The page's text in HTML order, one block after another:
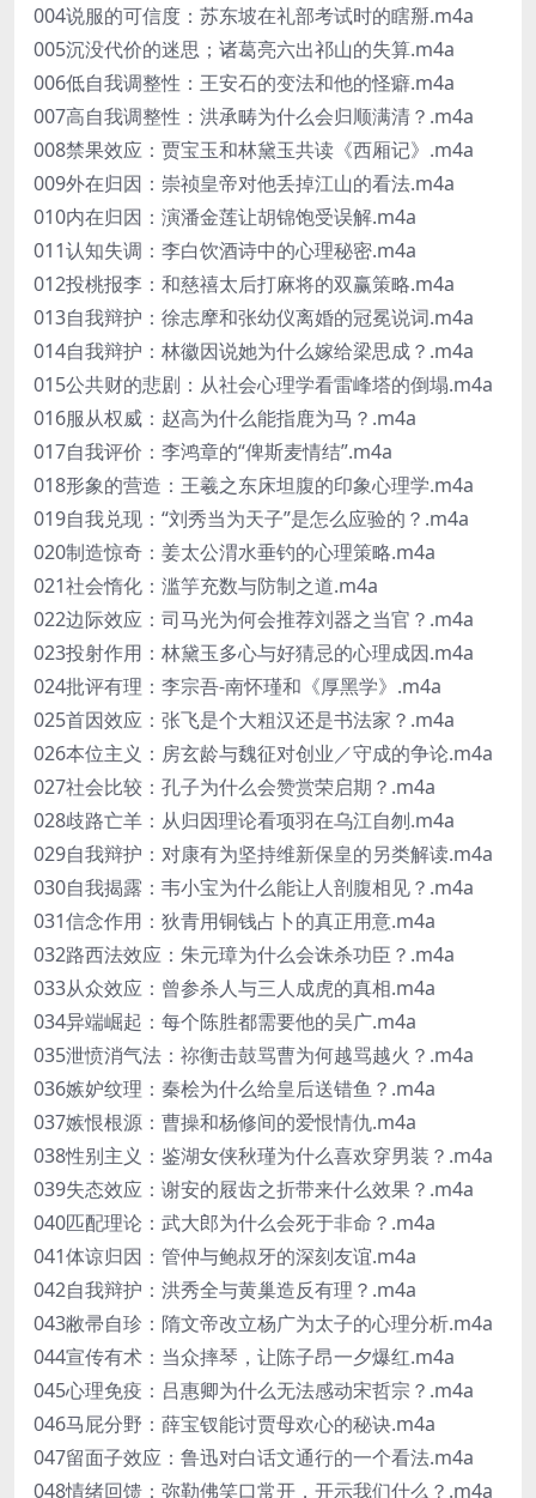
004说服的可信度：苏东坡在礼部考试时的瞎掰.m4a
005沉没代价的迷思；诸葛亮六出祁山的失算.m4a
006低自我调整性：王安石的变法和他的怪癖.m4a
007高自我调整性：洪承畴为什么会归顺满清？.m4a
008禁果效应：贾宝玉和林黛玉共读《西厢记》.m4a
009外在归因：崇祯皇帝对他丢掉江山的看法.m4a
010内在归因：演潘金莲让胡锦饱受误解.m4a
011认知失调：李白饮酒诗中的心理秘密.m4a
012投桃报李：和慈禧太后打麻将的双赢策略.m4a
013自我辩护：徐志摩和张幼仪离婚的冠冕说词.m4a
014自我辩护：林徽因说她为什么嫁给梁思成？.m4a
015公共财的悲剧：从社会心理学看雷峰塔的倒塌.m4a
016服从权威：赵高为什么能指鹿为马？.m4a
017自我评价：李鸿章的“俾斯麦情结”.m4a
018形象的营造：王羲之东床坦腹的印象心理学.m4a
019自我兑现：“刘秀当为天子”是怎么应验的？.m4a
020制造惊奇：姜太公渭水垂钓的心理策略.m4a
021社会惰化：滥竽充数与防制之道.m4a
022边际效应：司马光为何会推荐刘器之当官？.m4a
023投射作用：林黛玉多心与好猜忌的心理成因.m4a
024批评有理：李宗吾-南怀瑾和《厚黑学》.m4a
025首因效应：张飞是个大粗汉还是书法家？.m4a
026本位主义：房玄龄与魏征对创业／守成的争论.m4a
027社会比较：孔子为什么会赞赏荣启期？.m4a
028歧路亡羊：从归因理论看项羽在乌江自刎.m4a
029自我辩护：对康有为坚持维新保皇的另类解读.m4a
030自我揭露：韦小宝为什么能让人剖腹相见？.m4a
031信念作用：狄青用铜钱占卜的真正用意.m4a
032路西法效应：朱元璋为什么会诛杀功臣？.m4a
033从众效应：曾参杀人与三人成虎的真相.m4a
034异端崛起：每个陈胜都需要他的吴广.m4a
035泄愤消气法：祢衡击鼓骂曹为何越骂越火？.m4a
036嫉妒纹理：秦桧为什么给皇后送错鱼？.m4a
037嫉恨根源：曹操和杨修间的爱恨情仇.m4a
038性别主义：鉴湖女侠秋瑾为什么喜欢穿男装？.m4a
039失态效应：谢安的屐齿之折带来什么效果？.m4a
040匹配理论：武大郎为什么会死于非命？.m4a
041体谅归因：管仲与鲍叔牙的深刻友谊.m4a
042自我辩护：洪秀全与黄巢造反有理？.m4a
043敝帚自珍：隋文帝改立杨广为太子的心理分析.m4a
044宣传有术：当众摔琴，让陈子昂一夕爆红.m4a
045心理免疫：吕惠卿为什么无法感动宋哲宗？.m4a
046马屁分野：薛宝钗能讨贾母欢心的秘诀.m4a
047留面子效应：鲁迅对白话文通行的一个看法.m4a
048情绪回馈：弥勒佛笑口常开，开示我们什么？.m4a